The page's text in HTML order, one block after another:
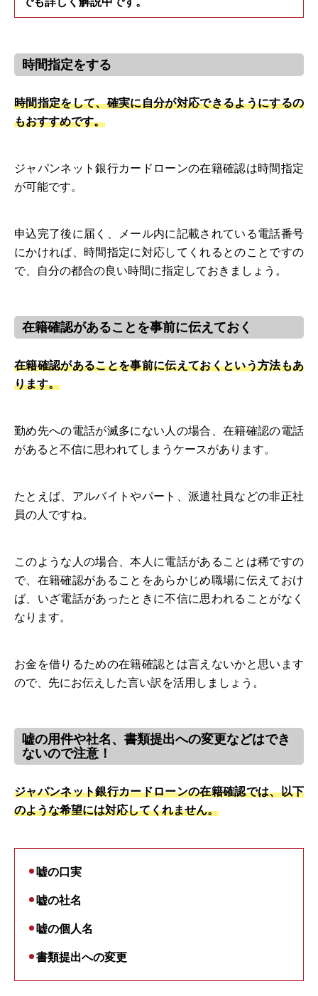
時間指定をする
時間指定をして、確実に自分が対応できるようにするの
もおすすめです。
ジャパンネット銀行カードローンの在籍確認は時間指定
が可能です。
申込完了後に届く、メール内に記載されている電話番号
にかければ、時間指定に対応してくれるとのことですの
で、自分の都合の良い時間に指定しておきましょう。
在籍確認があることを事前に伝えておく
在籍確認があることを事前に伝えておくという方法もあ
ります。
勤め先への電話が滅多にない人の場合、在籍確認の電話
があると不信に思われてしまうケースがあります。
たとえば、アルバイトやパート、派遣社員などの非正社
員の人ですね。
このような人の場合、本人に電話があることは稀ですの
で、在籍確認があることをあらかじめ職場に伝えておけ
ば、いざ電話があったときに不信に思われることがなく
なります。
お金を借りるための在籍確認とは言えないかと思います
ので、先にお伝えした言い訳を活用しましょう。
嘘の用件や社名、書類提出への変更などはでき
ないので注意！
ジャパンネット銀行カードローンの在籍確認では、以下
のような希望には対応してくれません。
嘘の口実
嘘の社名
嘘の個人名
書類提出への変更